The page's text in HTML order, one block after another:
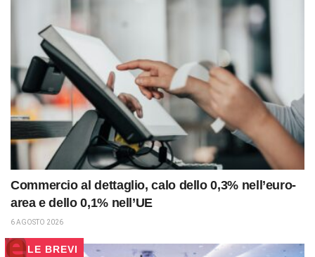
Commercio al dettaglio, calo dello 0,3% nell’euro-
area e dello 0,1% nell’UE
6 AGOSTO 2026
LE BREVI